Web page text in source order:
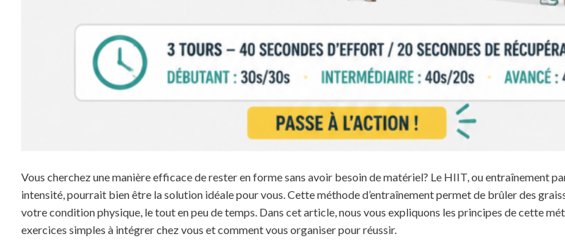
Vous cherchez une manière efficace de rester en forme sans avoir besoin de matériel? Le HIIT, ou entraînement
intensité, pourrait bien être la solution idéale pour vous. Cette méthode d’entraînement permet de brûler des
votre condition physique, le tout en peu de temps. Dans cet article, nous vous expliquons les principes de cette
exercices simples à intégrer chez vous et comment vous organiser pour réussir.